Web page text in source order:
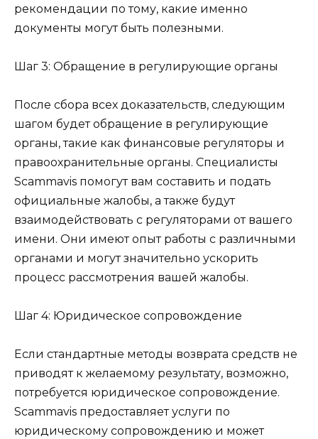
рекомендации по тому, какие именно
документы могут быть полезными.
Шаг 3: Обращение в регулирующие органы
После сбора всех доказательств, следующим
шагом будет обращение в регулирующие
органы, такие как финансовые регуляторы и
правоохранительные органы. Специалисты
Scammavis помогут вам составить и подать
официальные жалобы, а также будут
взаимодействовать с регуляторами от вашего
имени. Они имеют опыт работы с различными
органами и могут значительно ускорить
процесс рассмотрения вашей жалобы.
Шаг 4: Юридическое сопровождение
Если стандартные методы возврата средств не
приводят к желаемому результату, возможно,
потребуется юридическое сопровождение.
Scammavis предоставляет услуги по
юридическому сопровождению и может